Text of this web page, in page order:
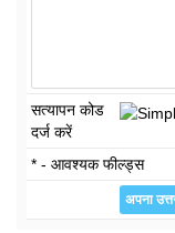
सत्यापन कोड
दर्ज करें
* - आवश्यक फील्ड्स